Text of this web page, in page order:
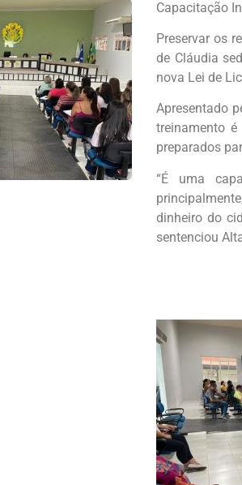
Capacitação
Preservar os
de Cláudia
nova Lei de
Apresentado
treinamento
preparados
“É uma
dinheiro do
sentenciou